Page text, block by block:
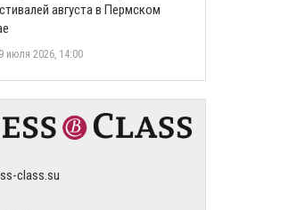
августа в Пермском
июля 2026, 14:00
class.su